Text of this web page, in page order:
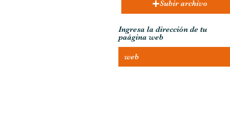
Subir archivo
Ingresa la dirección de tu
paágina web